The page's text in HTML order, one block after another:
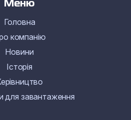
Меню
Головна
компанію
Новини
Історія
для завантаження